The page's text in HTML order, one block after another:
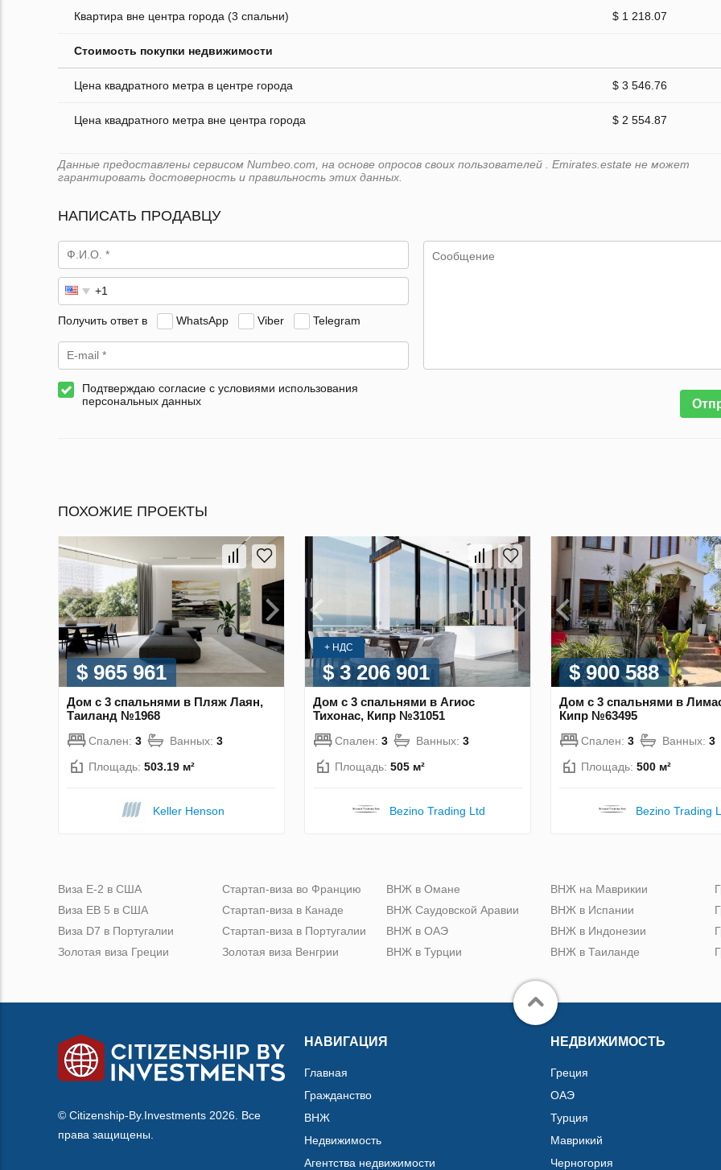
Квартира вне центра города (3 спальни) $ 1 218.07
Стоимость покупки недвижимости
Цена квадратного метра в центре города $ 3 546.76
Цена квадратного метра вне центра города $ 2 554.87
Данные предоставлены сервисом Numbeo.com, на основе опросов своих пользователей . Emirates.estate не может
гарантировать достоверность и правильность этих данных.
НАПИСАТЬ ПРОДАВЦУ
Получить ответ в WhatsApp Viber Telegram
Подтверждаю согласие с условиями использования
персональных данных
ПОХОЖИЕ ПРОЕКТЫ
$ 965 961
Дом с 3 спальнями в Пляж Лаян,
Таиланд №1968
Спален: 3 Ванных: 3
Площадь: 503.19 м²
Keller Henson
+ НДС
$ 3 206 901
Дом с 3 спальнями в Агиос
Тихонас, Кипр №31051
Спален: 3 Ванных: 3
Площадь: 505 м²
Bezino Trading Ltd
$ 900 588
Дом с 3 спальнями в
Кипр №63495
Спален: 3 Ванных: 3
Площадь: 500 м²
Bezino Trading
Виза Е-2 в США
Виза ЕВ 5 в США
Виза D7 в Португалии
Золотая виза Греции
Стартап-виза во Францию
Стартап-виза в Канаде
Стартап-виза в Португалии
Золотая виза Венгрии
ВНЖ в Омане
ВНЖ Саудовской Аравии
ВНЖ в ОАЭ
ВНЖ в Турции
ВНЖ на Маврикии
ВНЖ в Испании
ВНЖ в Индонезии
ВНЖ в Таиланде
© Citizenship-By.Investments 2026. Все
права защищены.
НАВИГАЦИЯ
Главная
Гражданство
ВНЖ
Недвижимость
Агентства недвижимости
НЕДВИЖИМОСТЬ
Греция
ОАЭ
Турция
Маврикий
Черногория